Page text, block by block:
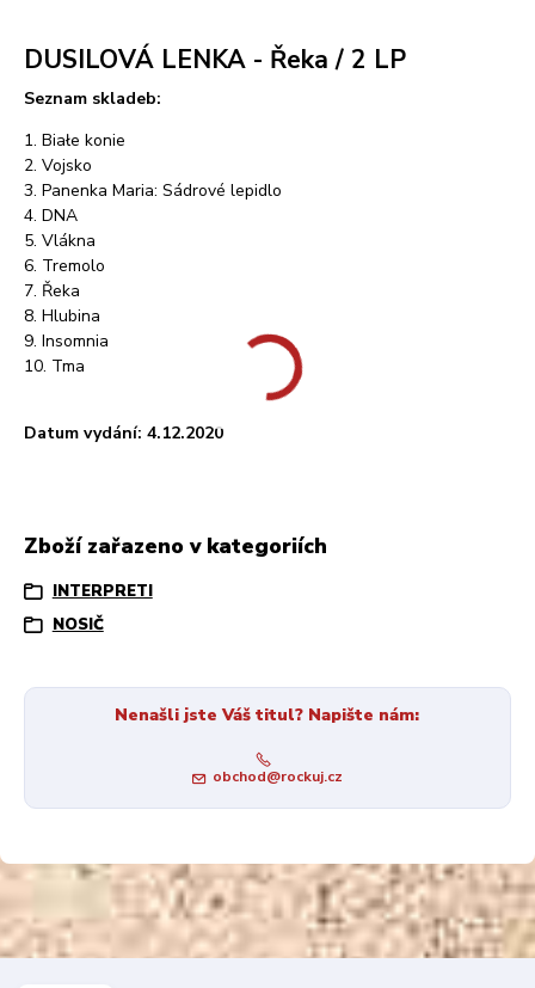
DUSILOVÁ LENKA - Řeka / 2 LP
Seznam skladeb:
1. Białe konie
2. Vojsko
3. Panenka Maria: Sádrové lepidlo
4. DNA
5. Vlákna
6. Tremolo
7. Řeka
8. Hlubina
9. Insomnia
10. Tma
Datum vydání: 4.12.2020
Zboží zařazeno v kategoriích
INTERPRETI
NOSIČ
Nenašli jste Váš titul? Napište nám:
obchod@rockuj.cz